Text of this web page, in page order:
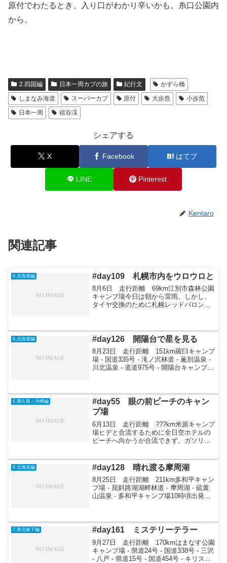
原付でわたるとき、入り口がわかり辛いかも。糸口公園内
から。
2.四国編 日本一周カブの旅 紀行文
かずら橋
しまなみ海道
スーパーカブ 原付 大歩危
小歩危
日本一周
祖谷渓
シェアする
X Facebook はてブ
LINE Pinterest
Kentaro
関連記事
6.北海道編 #day109 札幌市内をウロウロと
8月6日 走行距離 69km江別市森林公園
キャンプ場今日は朝から雷雨。しかし、
タイヤ交換のために札幌レッドバロンま
たので、いろいろと社会見学する。食事
は阿部さんと一緒に...
6.北海道編 #day126 開陽台で星を見る
8月23日 走行距離 151km羅臼キャンプ
場 - 国道335号 - 滝ノ沢林道 - 薫別温泉 -
川北温泉 - 道道975号 - 開陽台キャンプ場
まずは薫別温泉へ。か...
4.屋久島～沖縄編
#day55 眼の前ビーチのキャン
プ場
6月13日 走行距離 ???km米原キャンプ
場ヒデと合流するために全日空ホテルの
ビーチへ向かうが合流できず。ガソリン
できた。プラプラしつつ米原キャンプ場
へ向かう。...
6.北海道編 #day128 晴れ渡る摩周湖
8月25日 走行距離 211km多和平キャン
プ場 - 屈斜路湖湖畔林道 - 摩周湖 - 硫黄
山温泉 - 多和平キャンプ場10時頃出発。
湖畔林道に入る。今日は良く晴れ...
7.東北南下編 #day161 ミステリーテラー
9月27日 走行距離 170kmはまなす公園
キャンプ場 - 県道24号 - 国道338号 - 三沢
- 八戸 - 県道15号 - 国道454号 - キリスト